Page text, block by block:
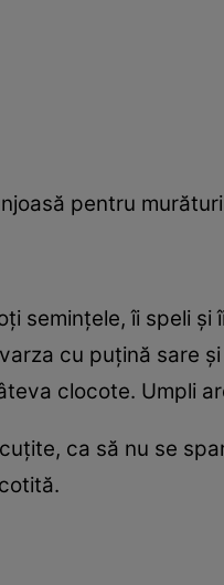
pentru murături
seminţele, îi speli
cu puţină sare
clocote. Umpli
ca să nu se